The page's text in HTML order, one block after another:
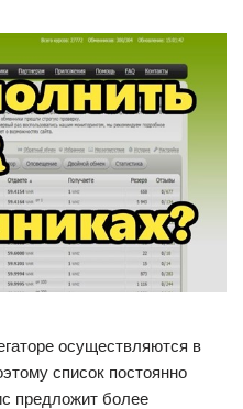
осуществляются в
список постоянно
предложит более